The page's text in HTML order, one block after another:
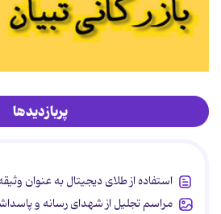
پربازدیدها
استفاده از طلای دیجیتال به عنوان
مراسم تجلیل از شهدای رسانه و